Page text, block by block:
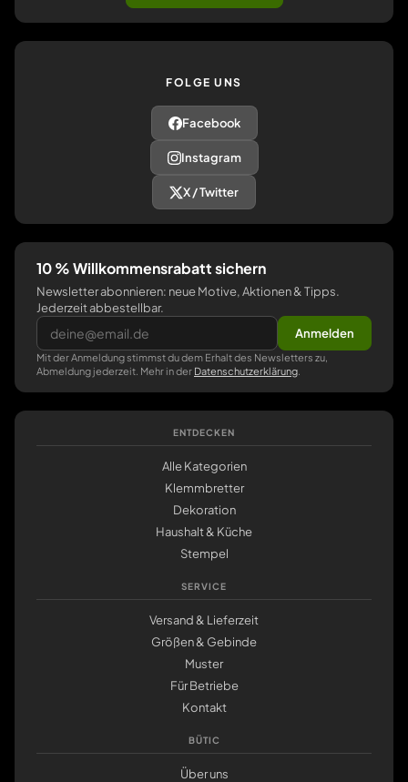
FOLGE UNS
Facebook
Instagram
X / Twitter
10 % Willkommensrabatt sichern
Newsletter abonnieren: neue Motive, Aktionen & Tipps.
Jederzeit abbestellbar.
Anmelden
Mit der Anmeldung stimmst du dem Erhalt des Newsletters zu,
Abmeldung jederzeit. Mehr in der Datenschutzerklärung
ENTDECKEN
Alle Kategorien
Klemmbretter
Dekoration
Haushalt & Küche
Stempel
SERVICE
Versand & Lieferzeit
Größen & Gebinde
Muster
Für Betriebe
Kontakt
BÜTIC
Über uns